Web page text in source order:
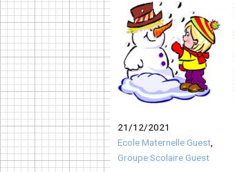
21/12/2021
Ecole Maternelle Guest
Groupe Scolaire Guest